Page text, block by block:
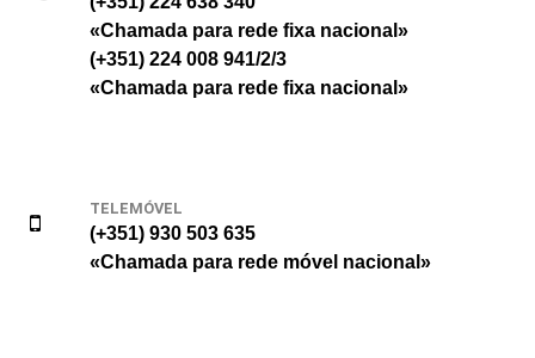
«Chamada para rede fixa nacional»
(+351) 224 008 941/2/3
«Chamada para rede fixa nacional»
TELEMÓVEL
(+351) 930 503 635
«Chamada para rede móvel nacional»